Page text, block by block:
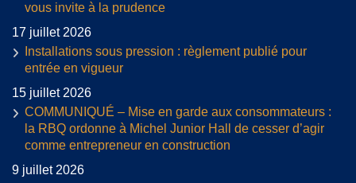
vous invite à la prudence
17 juillet 2026
Installations sous pression : règlement publié pour
entrée en vigueur
15 juillet 2026
COMMUNIQUÉ – Mise en garde aux consommateurs :
la RBQ ordonne à Michel Junior Hall de cesser d’agir
comme entrepreneur en construction
9 juillet 2026